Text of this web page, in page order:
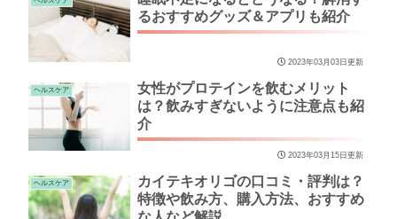
るおすすめグッズ＆アプリも紹介
2023年03月03日更新
ヘルスケア
女性がプロテインを飲むメリット
は？飲みすぎないように注意点も紹
介
2023年03月15日更新
ヘルスケア
カイテキオリゴの口コミ・評判は？
特徴や飲み方、購入方法、おすすめ